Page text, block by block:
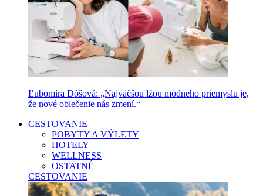
Ľubomíra Dóšová: „Najväčšou lžou módneho priemyslu je,
že nové oblečenie nás zmení.“
CESTOVANIE
POBYTY A VÝLETY
HOTELY
WELLNESS
OSTATNÉ
CESTOVANIE